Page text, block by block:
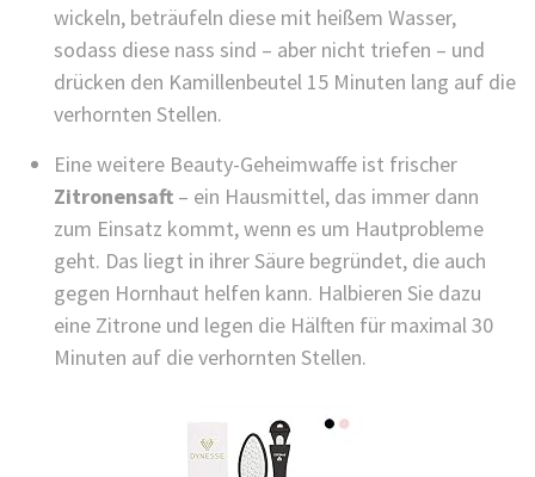
wickeln, beträufeln diese mit heißem Wasser,
sodass diese nass sind – aber nicht triefen – und
drücken den Kamillenbeutel 15 Minuten lang auf die
verhornten Stellen.
Eine weitere Beauty-Geheimwaffe ist frischer
Zitronensaft – ein Hausmittel, das immer dann
zum Einsatz kommt, wenn es um Hautprobleme
geht. Das liegt in ihrer Säure begründet, die auch
gegen Hornhaut helfen kann. Halbieren Sie dazu
eine Zitrone und legen die Hälften für maximal 30
Minuten auf die verhornten Stellen.